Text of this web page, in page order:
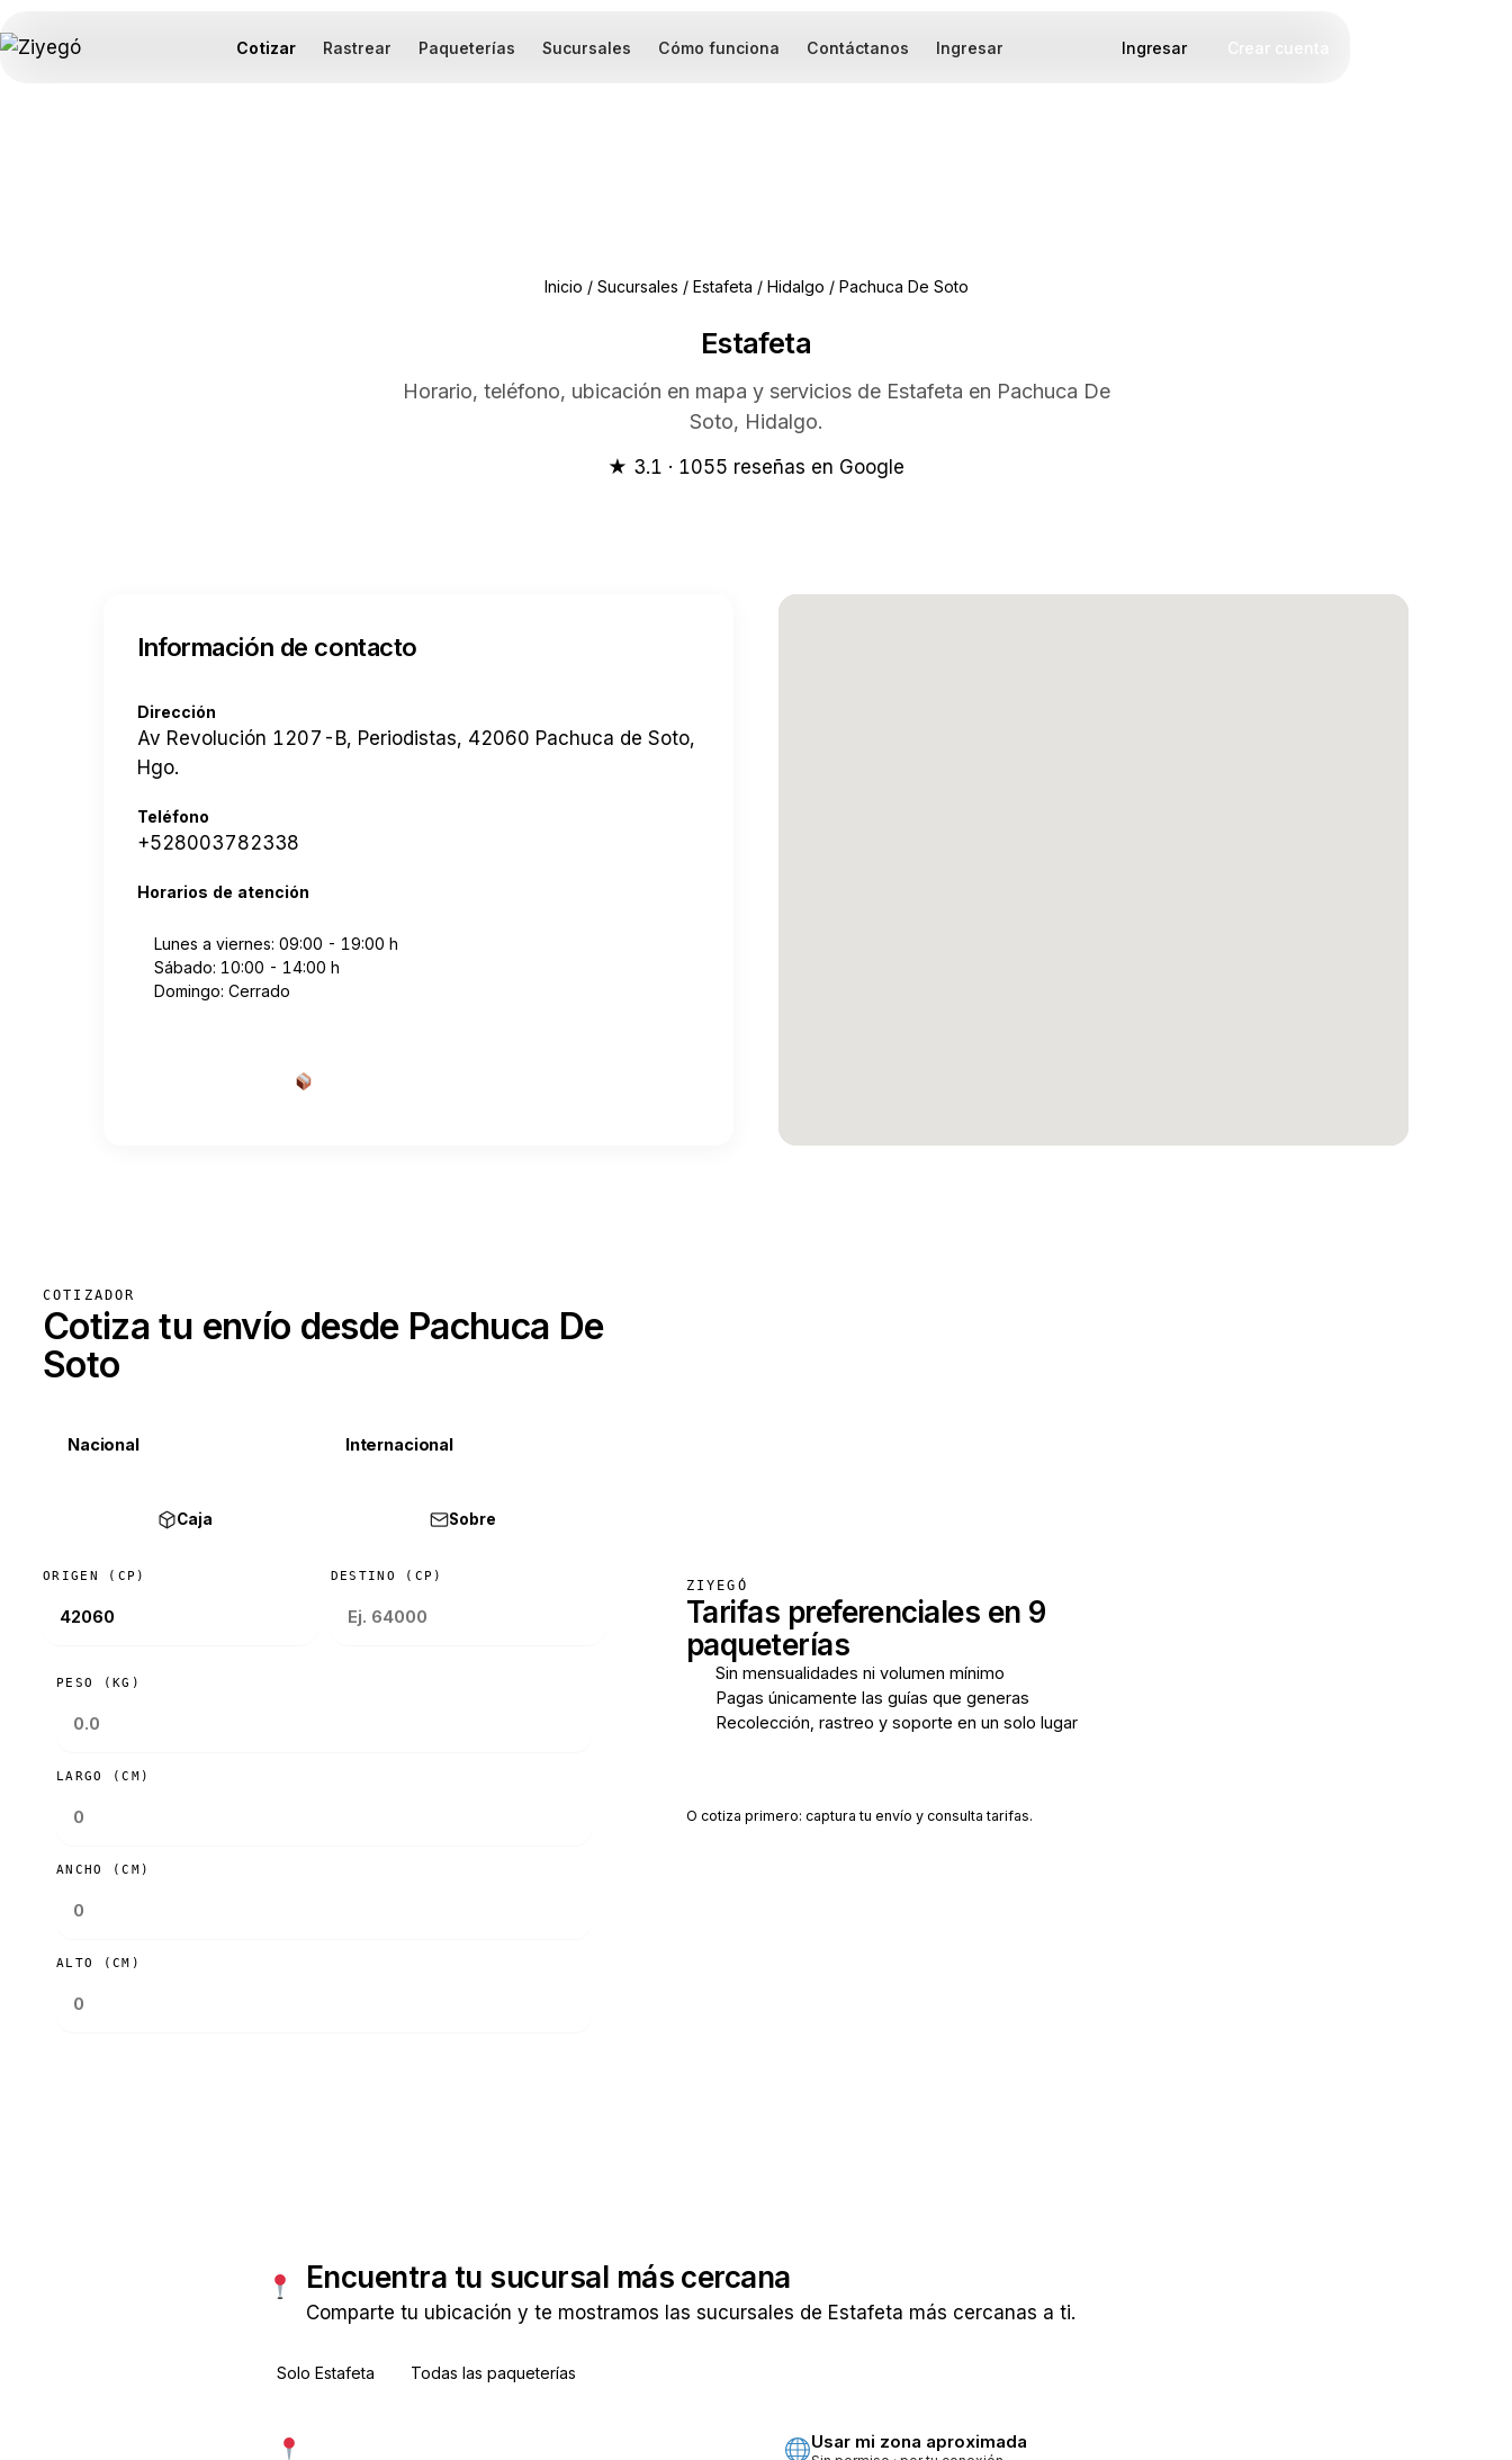
Cotizar Rastrear Paqueterías Sucursales Cómo funciona Contáctanos Ingresar Ingresar
Inicio / Sucursales / Estafeta / Hidalgo / Pachuca De Soto
Estafeta
Horario, teléfono, ubicación en mapa y servicios de Estafeta en Pachuca De
Soto, Hidalgo.
★ 3.1 · 1055 reseñas en Google
Información de contacto
Dirección
Av Revolución 1207-B, Periodistas, 42060 Pachuca de Soto,
Hgo.
Teléfono
+528003782338
Horarios de atención
Lunes a viernes: 09:00 - 19:00 h
Sábado: 10:00 - 14:00 h
Domingo: Cerrado
COTIZADOR
Cotiza tu envío desde Pachuca De
Soto
Nacional Internacional
Caja Sobre
ORIGEN (CP) DESTINO (CP)
PESO (KG)
LARGO (CM)
ANCHO (CM)
ALTO (CM)
ZIYEGÓ
Tarifas preferenciales en 9
paqueterías
Sin mensualidades ni volumen mínimo
Pagas únicamente las guías que generas
Recolección, rastreo y soporte en un solo lugar
O cotiza primero: captura tu envío y consulta tarifas.
Encuentra tu sucursal más cercana
Comparte tu ubicación y te mostramos las sucursales de Estafeta más cercanas a ti.
Solo Estafeta Todas las paqueterías
Usar mi zona aproximada